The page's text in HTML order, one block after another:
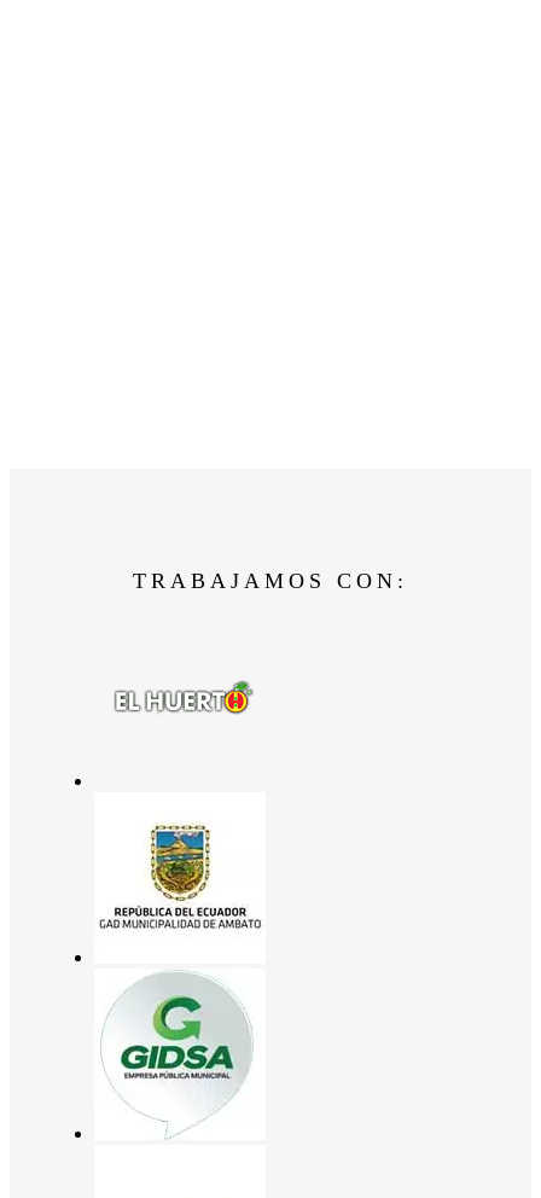
TRABAJAMOS CON: